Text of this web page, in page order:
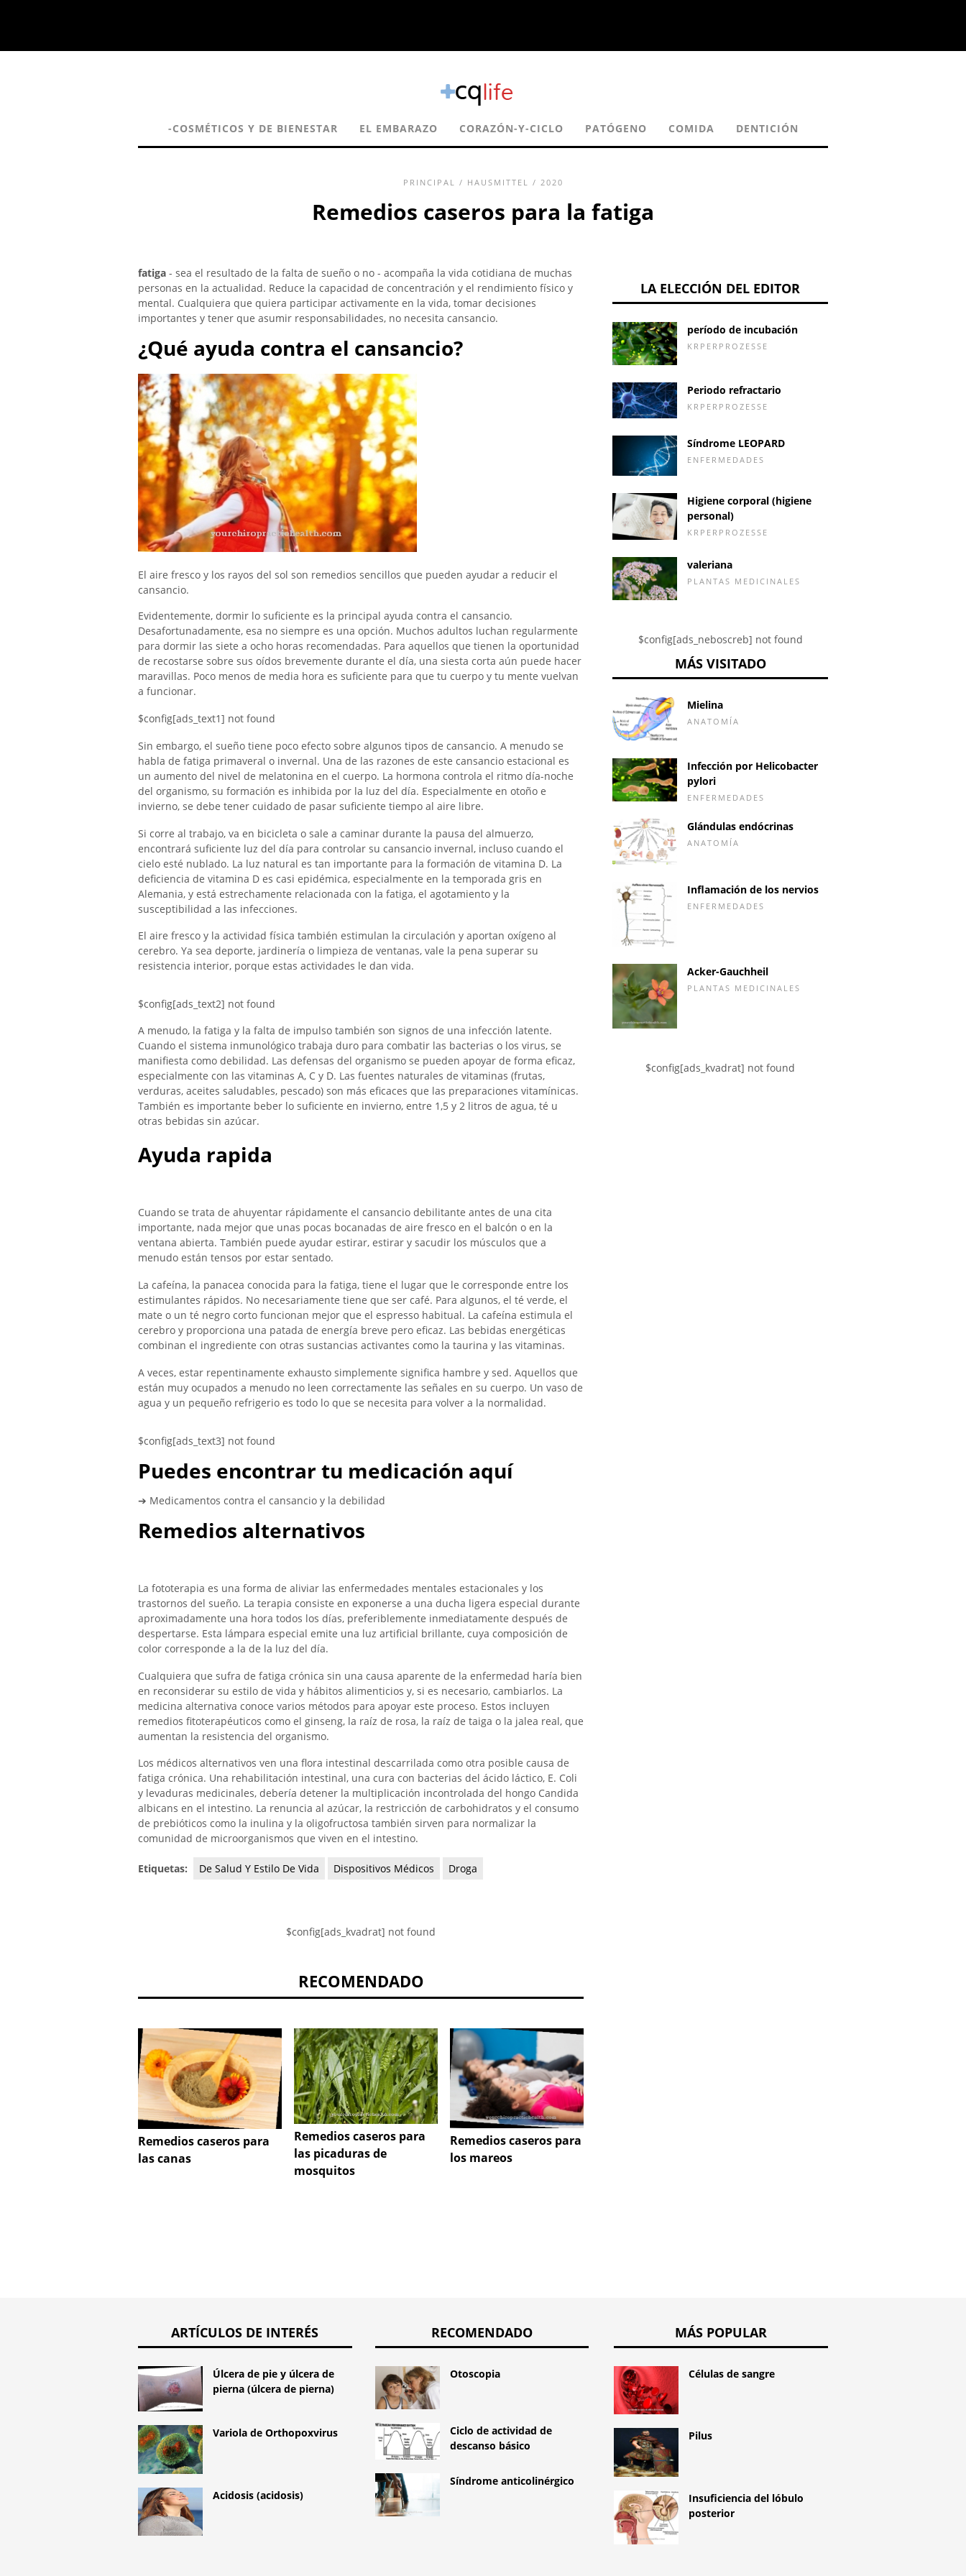
-COSMÉTICOS Y DE BIENESTAR EL EMBARAZO CORAZÓN-Y-CICLO PATÓGENO COMIDA DENTICIÓN
PRINCIPAL / HAUSMITTEL / 2020
Remedios caseros para la fatiga
fatiga - sea el resultado de la falta de sueño o no - acompaña la vida cotidiana de muchas
personas en la actualidad. Reduce la capacidad de concentración y el rendimiento físico y
mental. Cualquiera que quiera participar activamente en la vida, tomar decisiones
importantes y tener que asumir responsabilidades, no necesita cansancio.
¿Qué ayuda contra el cansancio?
El aire fresco y los rayos del sol son remedios sencillos que pueden ayudar a reducir el
cansancio.
Evidentemente, dormir lo suficiente es la principal ayuda contra el cansancio.
Desafortunadamente, esa no siempre es una opción. Muchos adultos luchan regularmente
para dormir las siete a ocho horas recomendadas. Para aquellos que tienen la oportunidad
de recostarse sobre sus oídos brevemente durante el día, una siesta corta aún puede hacer
maravillas. Poco menos de media hora es suficiente para que tu cuerpo y tu mente vuelvan
a funcionar.
$config[ads_text1] not found
Sin embargo, el sueño tiene poco efecto sobre algunos tipos de cansancio. A menudo se
habla de fatiga primaveral o invernal. Una de las razones de este cansancio estacional es
un aumento del nivel de melatonina en el cuerpo. La hormona controla el ritmo día-noche
del organismo, su formación es inhibida por la luz del día. Especialmente en otoño e
invierno, se debe tener cuidado de pasar suficiente tiempo al aire libre.
Si corre al trabajo, va en bicicleta o sale a caminar durante la pausa del almuerzo,
encontrará suficiente luz del día para controlar su cansancio invernal, incluso cuando el
cielo esté nublado. La luz natural es tan importante para la formación de vitamina D. La
deficiencia de vitamina D es casi epidémica, especialmente en la temporada gris en
Alemania, y está estrechamente relacionada con la fatiga, el agotamiento y la
susceptibilidad a las infecciones.
El aire fresco y la actividad física también estimulan la circulación y aportan oxígeno al
cerebro. Ya sea deporte, jardinería o limpieza de ventanas, vale la pena superar su
resistencia interior, porque estas actividades le dan vida.
$config[ads_text2] not found
A menudo, la fatiga y la falta de impulso también son signos de una infección latente.
Cuando el sistema inmunológico trabaja duro para combatir las bacterias o los virus, se
manifiesta como debilidad. Las defensas del organismo se pueden apoyar de forma eficaz,
especialmente con las vitaminas A, C y D. Las fuentes naturales de vitaminas (frutas,
verduras, aceites saludables, pescado) son más eficaces que las preparaciones vitamínicas.
También es importante beber lo suficiente en invierno, entre 1,5 y 2 litros de agua, té u
otras bebidas sin azúcar.
Ayuda rapida
Cuando se trata de ahuyentar rápidamente el cansancio debilitante antes de una cita
importante, nada mejor que unas pocas bocanadas de aire fresco en el balcón o en la
ventana abierta. También puede ayudar estirar, estirar y sacudir los músculos que a
menudo están tensos por estar sentado.
La cafeína, la panacea conocida para la fatiga, tiene el lugar que le corresponde entre los
estimulantes rápidos. No necesariamente tiene que ser café. Para algunos, el té verde, el
mate o un té negro corto funcionan mejor que el espresso habitual. La cafeína estimula el
cerebro y proporciona una patada de energía breve pero eficaz. Las bebidas energéticas
combinan el ingrediente con otras sustancias activantes como la taurina y las vitaminas.
A veces, estar repentinamente exhausto simplemente significa hambre y sed. Aquellos que
están muy ocupados a menudo no leen correctamente las señales en su cuerpo. Un vaso de
agua y un pequeño refrigerio es todo lo que se necesita para volver a la normalidad.
$config[ads_text3] not found
Puedes encontrar tu medicación aquí
➔ Medicamentos contra el cansancio y la debilidad
Remedios alternativos
La fototerapia es una forma de aliviar las enfermedades mentales estacionales y los
trastornos del sueño. La terapia consiste en exponerse a una ducha ligera especial durante
aproximadamente una hora todos los días, preferiblemente inmediatamente después de
despertarse. Esta lámpara especial emite una luz artificial brillante, cuya composición de
color corresponde a la de la luz del día.
Cualquiera que sufra de fatiga crónica sin una causa aparente de la enfermedad haría bien
en reconsiderar su estilo de vida y hábitos alimenticios y, si es necesario, cambiarlos. La
medicina alternativa conoce varios métodos para apoyar este proceso. Estos incluyen
remedios fitoterapéuticos como el ginseng, la raíz de rosa, la raíz de taiga o la jalea real, que
aumentan la resistencia del organismo.
Los médicos alternativos ven una flora intestinal descarrilada como otra posible causa de
fatiga crónica. Una rehabilitación intestinal, una cura con bacterias del ácido láctico, E. Coli
y levaduras medicinales, debería detener la multiplicación incontrolada del hongo Candida
albicans en el intestino. La renuncia al azúcar, la restricción de carbohidratos y el consumo
de prebióticos como la inulina y la oligofructosa también sirven para normalizar la
comunidad de microorganismos que viven en el intestino.
Etiquetas: De Salud Y Estilo De Vida Dispositivos Médicos Droga
$config[ads_kvadrat] not found
RECOMENDADO
Remedios caseros para
las canas
Remedios caseros para
las picaduras de
mosquitos
Remedios caseros para
los mareos
LA ELECCIÓN DEL EDITOR
período de incubación
KRPERPROZESSE
Periodo refractario
KRPERPROZESSE
Síndrome LEOPARD
ENFERMEDADES
Higiene corporal (higiene
personal)
KRPERPROZESSE
valeriana
PLANTAS MEDICINALES
$config[ads_neboscreb] not found
MÁS VISITADO
Mielina
ANATOMÍA
Infección por Helicobacter
pylori
ENFERMEDADES
Glándulas endócrinas
ANATOMÍA
Inflamación de los nervios
ENFERMEDADES
Acker-Gauchheil
PLANTAS MEDICINALES
$config[ads_kvadrat] not found
ARTÍCULOS DE INTERÉS
Úlcera de pie y úlcera de
pierna (úlcera de pierna)
Variola de Orthopoxvirus
Acidosis (acidosis)
RECOMENDADO
Otoscopia
Ciclo de actividad de
descanso básico
Síndrome anticolinérgico
MÁS POPULAR
Células de sangre
Pilus
Insuficiencia del lóbulo
posterior